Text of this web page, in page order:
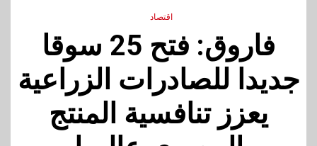
اقتصاد
فاروق: فتح 25 سوقا
جديدا للصادرات الزراعية
يعزز تنافسية المنتج